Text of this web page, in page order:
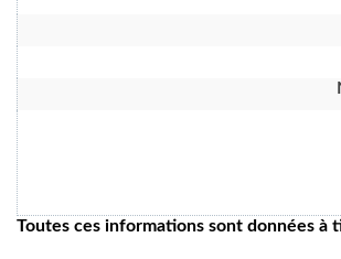
Toutes ces informations sont données à